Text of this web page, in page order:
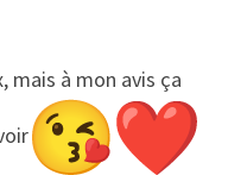
mais à mon avis ça